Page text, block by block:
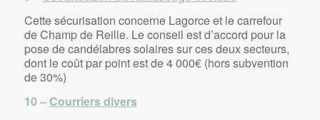
Cette sécurisation concerne Lagorce et le carrefour
de Champ de Reille. Le conseil est d’accord pour la
pose de candélabres solaires sur ces deux secteurs,
dont le coût par point est de 4 000€ (hors subvention
de 30%)
10 – Courriers divers